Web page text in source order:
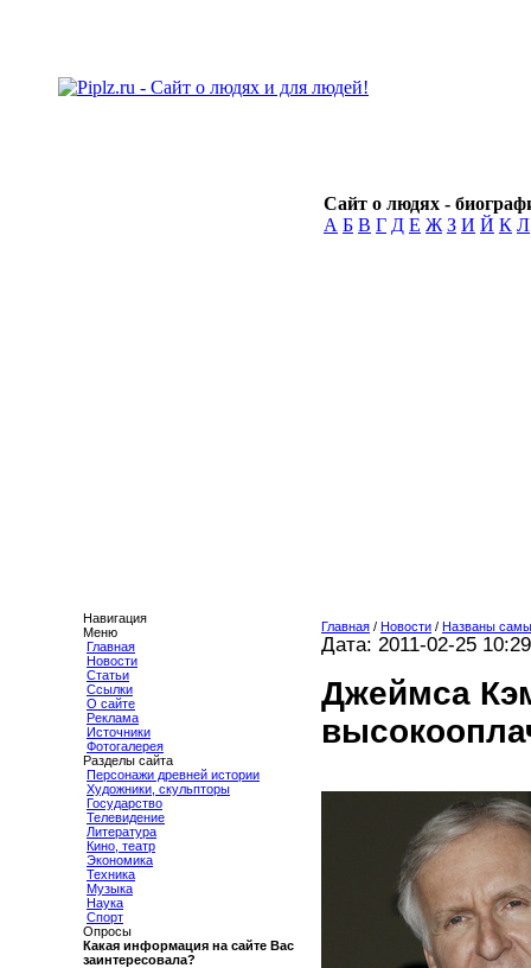
Сайт о людях -
А Б В Г Д Е Ж З И Й К Л
Навигация
Меню
Главная
Новости
Статьи
Ссылки
О сайте
Реклама
Источники
Фотогалерея
Разделы сайта
Персонажи древней истории
Художники, скульпторы
Государство
Телевидение
Литература
Кино, театр
Экономика
Техника
Музыка
Наука
Спорт
Опросы
Какая информация на сайте Вас
заинтересовала?
Главная / Новости / Названы
Дата: 2011-02-25 10:29
Джеймса